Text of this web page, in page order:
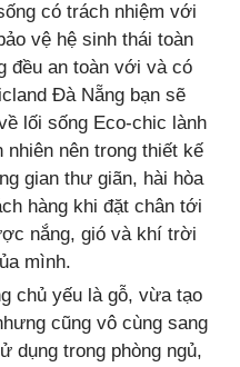
có trách nhiệm với
vệ hệ sinh thái toàn
đều an toàn với và có
Đà Nẵng bạn sẽ
lối sống Eco-chic lành
nên trong thiết kế
gian thư giãn, hài hòa
hàng khi đặt chân tới
nắng, gió và khí trời
mình.
chủ yếu là gỗ, vừa tạo
cũng vô cùng sang
dụng trong phòng ngủ,